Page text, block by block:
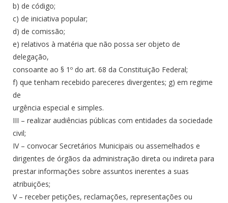
b) de código;
c) de iniciativa popular;
d) de comissão;
e) relativos à matéria que não possa ser objeto de
delegação,
consoante ao § 1º do art. 68 da Constituição Federal;
f) que tenham recebido pareceres divergentes; g) em regime
de
urgência especial e simples.
III – realizar audiências públicas com entidades da sociedade
civil;
IV – convocar Secretários Municipais ou assemelhados e
dirigentes de órgãos da administração direta ou indireta para
prestar informações sobre assuntos inerentes a suas
atribuições;
V – receber petições, reclamações, representações ou